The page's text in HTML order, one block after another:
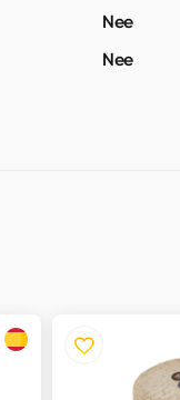
Nee
Nee